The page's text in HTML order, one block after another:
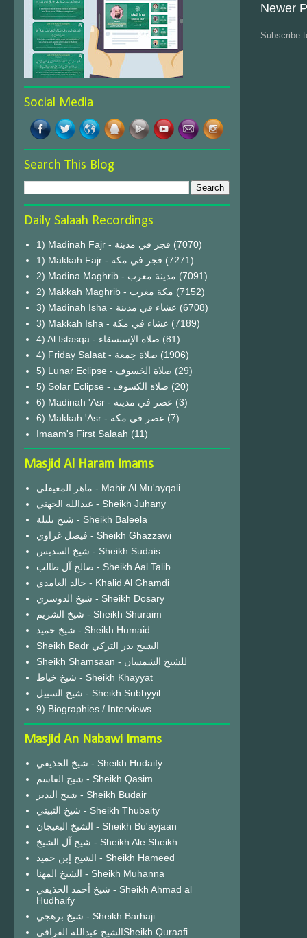
Newer
Subscribe
Social Media
Search This Blog
Daily Salaah Recordings
1) Madinah Fajr - فجر في مدينة (7070)
1) Makkah Fajr - فجر في مكة (7271)
2) Madina Maghrib - مدينة مغرب (7091)
2) Makkah Maghrib - مكة مغرب (7152)
3) Madinah Isha - عشاء في مدينة (6708)
3) Makkah Isha - عشاء في مكة (7189)
4) Al Istasqa - صلاة الإستسقاء (81)
4) Friday Salaat - صلاة جمعة (1906)
5) Lunar Eclipse - صلاة الخسوف (29)
(20)
6) Madinah 'Asr - عصر في مدينة (3)
6) Makkah 'Asr - عصر في مكة (7)
Imaam's First Salaah (11)
Masjid Al Haram Imams
ماهر المعيقلي - Mahir Al Mu'ayqali
عبدالله الجهني - Sheikh Juhany
شيخ بليلة - Sheikh Baleela
فيصل غزاوي - Sheikh Ghazzawi
شيخ السديس - Sheikh Sudais
صالح آل طالب - Sheikh Aal Talib
خالد الغامدي - Khalid Al Ghamdi
شيخ الدوسري - Sheikh Dosary
شيخ الشريم - Sheikh Shuraim
شيخ حميد - Sheikh Humaid
Sheikh Badr الشيخ بدر التركي
Sheikh Shamsaan - للشيخ الشمسان
شيخ خياط - Sheikh Khayyat
شيخ السبيل - Sheikh Subbyyil
9) Biographies / Interviews
Masjid An Nabawi Imams
شيخ الحذيفي - Sheikh Hudaify
شيخ القاسم - Sheikh Qasim
شيخ البدير - Sheikh Budair
شيخ الثبيتي - Sheikh Thubaity
الشيخ البعيجان - Sheikh Bu'ayjaan
شيخ آل الشيخ - Sheikh Ale Sheikh
الشيخ إبن حميد - Sheikh Hameed
الشيخ المهنا - Sheikh Muhanna
شيخ أحمد الحذيفي - Sheikh Ahmad al
Hudhaify
شيخ برهجي - Sheikh Barhaji
الشيخ عبدالله القرافيSheikh Quraafi